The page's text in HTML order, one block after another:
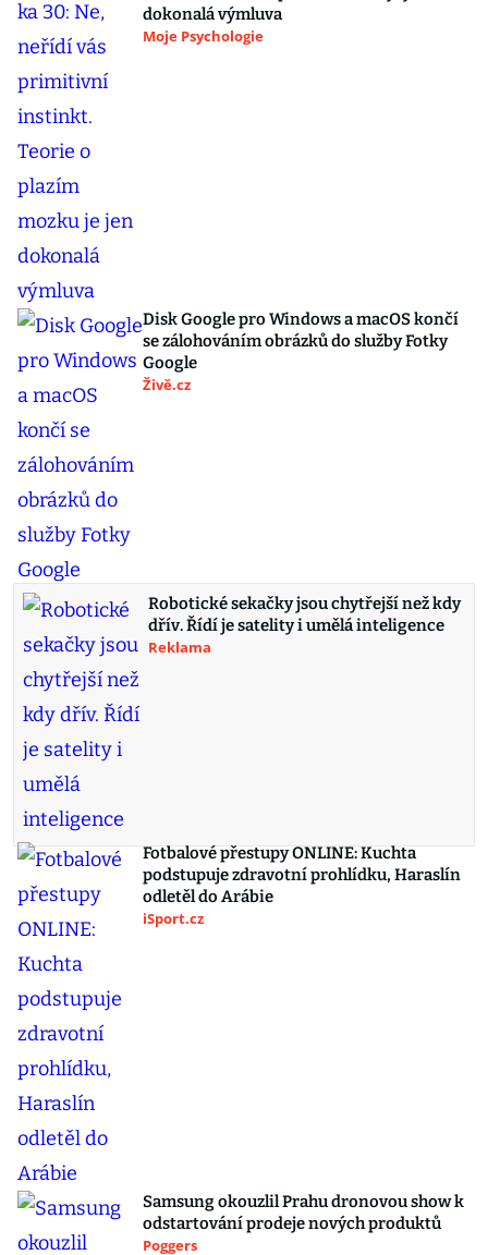
dokonalá výmluva
Moje Psychologie
Disk Google pro Windows a macOS končí
se zálohováním obrázků do služby Fotky
Google
Živě.cz
Robotické sekačky jsou chytřejší než kdy
dřív. Řídí je satelity i umělá inteligence
Reklama
Fotbalové přestupy ONLINE: Kuchta
podstupuje zdravotní prohlídku, Haraslín
odletěl do Arábie
iSport.cz
Samsung okouzlil Prahu dronovou show k
odstartování prodeje nových produktů
Poggers